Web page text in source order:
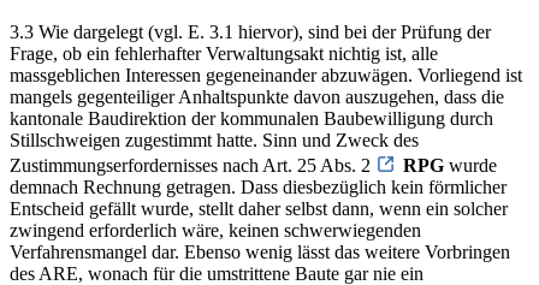
3.3 Wie dargelegt (vgl. E. 3.1 hiervor), sind bei der Prüfung der
Frage, ob ein fehlerhafter Verwaltungsakt nichtig ist, alle
massgeblichen Interessen gegeneinander abzuwägen. Vorliegend ist
mangels gegenteiliger Anhaltspunkte davon auszugehen, dass die
kantonale Baudirektion der kommunalen Baubewilligung durch
Stillschweigen zugestimmt hatte. Sinn und Zweck des
Zustimmungserfordernisses nach Art. 25 Abs. 2
RPG wurde
demnach Rechnung getragen. Dass diesbezüglich kein förmlicher
Entscheid gefällt wurde, stellt daher selbst dann, wenn ein solcher
zwingend erforderlich wäre, keinen schwerwiegenden
Verfahrensmangel dar. Ebenso wenig lässt das weitere Vorbringen
des ARE, wonach für die umstrittene Baute gar nie ein